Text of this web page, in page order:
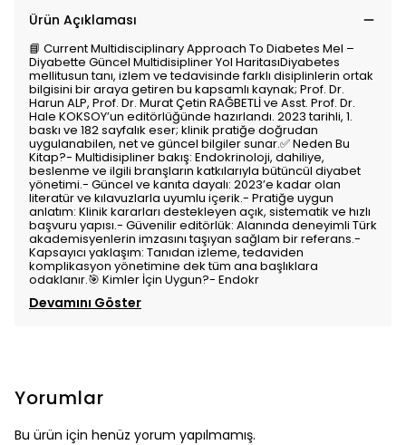
Ürün Açıklaması
📘 Current Multidisciplinary Approach To Diabetes Mel –
Diyabette Güncel Multidisipliner Yol HaritasıDiyabetes
mellitusun tanı, izlem ve tedavisinde farklı disiplinlerin ortak
bilgisini bir araya getiren bu kapsamlı kaynak; Prof. Dr.
Harun ALP, Prof. Dr. Murat Çetin RAĞBETLİ ve Asst. Prof. Dr.
Hale KOKSOY’un editörlüğünde hazırlandı. 2023 tarihli, 1.
baskı ve 182 sayfalık eser; klinik pratiğe doğrudan
uygulanabilen, net ve güncel bilgiler sunar.✅ Neden Bu
Kitap?- Multidisipliner bakış: Endokrinoloji, dahiliye,
beslenme ve ilgili branşların katkılarıyla bütüncül diyabet
yönetimi.- Güncel ve kanıta dayalı: 2023’e kadar olan
literatür ve kılavuzlarla uyumlu içerik.- Pratiğe uygun
anlatım: Klinik kararları destekleyen açık, sistematik ve hızlı
başvuru yapısı.- Güvenilir editörlük: Alanında deneyimli Türk
akademisyenlerin imzasını taşıyan sağlam bir referans.-
Kapsayıcı yaklaşım: Tanıdan izleme, tedaviden
komplikasyon yönetimine dek tüm ana başlıklara
odaklanır.🎯 Kimler İçin Uygun?- Endokr
Devamını Göster
Yorumlar
Bu ürün için henüz yorum yapılmamış.